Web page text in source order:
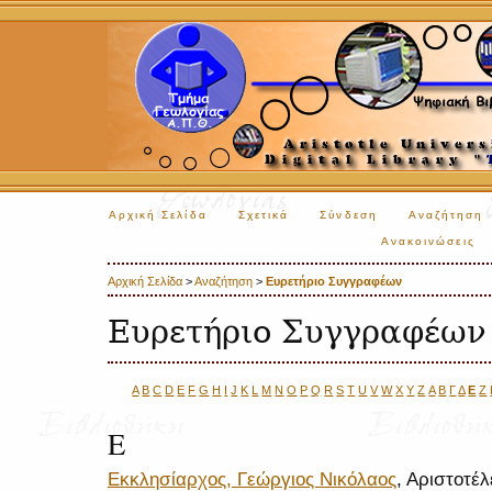
Αρχική Σελίδα Σχετικά Σύνδεση Αναζήτηση
Ανακοινώσεις
Αρχική Σελίδα >Αναζήτηση > Ευρετήριο Συγγραφέων
Ευρετήριο Συγγραφέων
A B C D E F G H I J K L M N O P Q R S T U V W X Y Z Α Β ΓΔ Ε Ζ
Ε
Εκκλησίαρχος, Γεώργιος Νικόλαος,